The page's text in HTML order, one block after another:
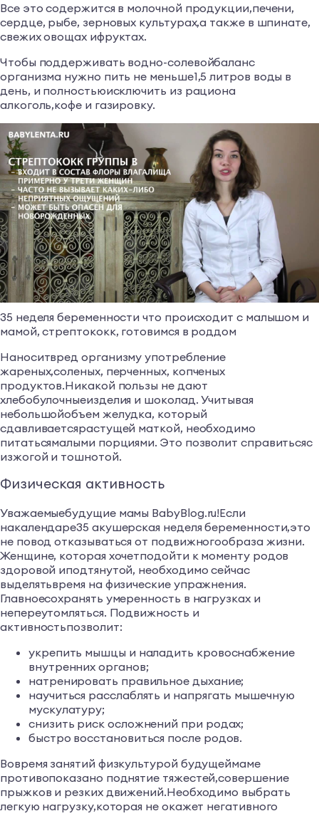
Все это содержится в молочной продукции,печени,
сердце, рыбе, зерновых культурах,а также в шпинате,
свежих овощах ифруктах.
Чтобы поддерживать водно-солевойбаланс
организма нужно пить не меньше1,5 литров воды в
день, и полностьюисключить из рациона
алкоголь,кофе и газировку.
35 неделя беременности что происходит с малышом и
мамой, стрептококк, готовимся в роддом
Наноситвред организму употребление
жареных,соленых, перченных, копченых
продуктов.Никакой пользы не дают
хлебобулочныеизделия и шоколад. Учитывая
небольшойобъем желудка, который
сдавливаетсярастущей маткой, необходимо
питатьсямалыми порциями. Это позволит справитьсяс
изжогой и тошнотой.
Физическая активность
Уважаемыебудущие мамы BabyBlog.ru!Если
накалендаре35 акушерская неделя беременности,это
не повод отказываться от подвижногообраза жизни.
Женщине, которая хочетподойти к моменту родов
здоровой иподтянутой, необходимо сейчас
выделятьвремя на физические упражнения.
Главноесохранять умеренность в нагрузках и
непереутомляться. Подвижность и
активностьпозволит:
укрепить мышцы и наладить кровоснабжение
внутренних органов;
натренировать правильное дыхание;
научиться расслаблять и напрягать мышечную
мускулатуру;
снизить риск осложнений при родах;
быстро восстановиться после родов.
Вовремя занятий физкультурой будущеймаме
противопоказано поднятие тяжестей,совершение
прыжков и резких движений.Необходимо выбрать
легкую нагрузку,которая не окажет негативного